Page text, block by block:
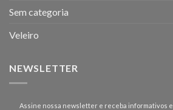
Sem categoria
Veleiro
NEWSLETTER
Assine nossa newsletter e receba informativos